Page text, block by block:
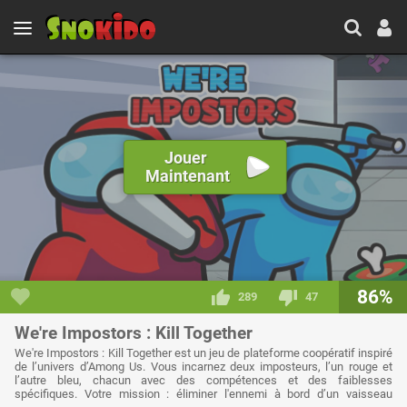
Jouer
Maintenant
289 47 86%
We're Impostors : Kill Together
We're Impostors : Kill Together est un jeu de plateforme coopératif inspiré
de l’univers d’Among Us. Vous incarnez deux imposteurs, l’un rouge et
l’autre bleu, chacun avec des compétences et des faiblesses
spécifiques. Votre mission : éliminer l'ennemi à bord d’un vaisseau